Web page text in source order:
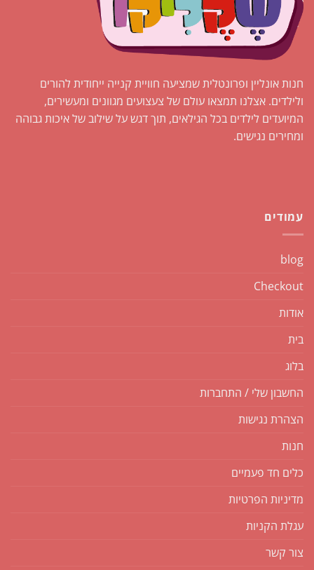
חנות אונליין ופרונטלית שמציעה חוויית קנייה ייחודית להורים
ולילדים. אצלנו תמצאו עולם של צעצועים מגוונים ומעשירים,
המיועדים לילדים בכל הגילאים, תוך דגש על שילוב של איכות גבוהה
ומחירים נגישים.
עמודים
blog
Checkout
אודות
בית
בלוג
החשבון שלי / התחברות
הצהרת נגישות
חנות
כלים חד פעמיים
מדיניות הפרטיות
עגלת הקניות
צור קשר